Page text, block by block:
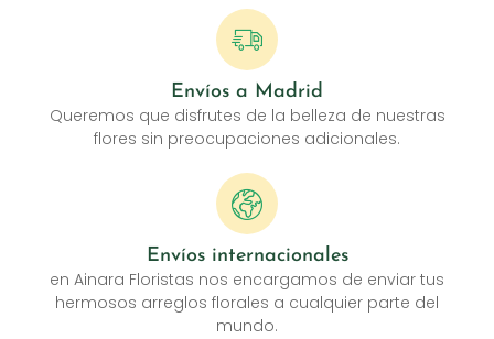
Envíos a Madrid
Queremos que disfrutes de la belleza de nuestras
flores sin preocupaciones adicionales.
Envíos internacionales
en Ainara Floristas nos encargamos de enviar tus
hermosos arreglos florales a cualquier parte del
mundo.